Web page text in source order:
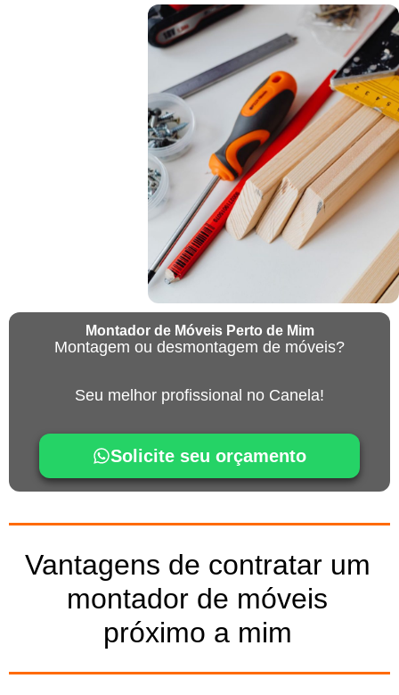
Montador de Móveis Perto de Mim
Montagem ou desmontagem de móveis?
Seu melhor profissional no Canela!
Solicite seu orçamento
Vantagens de contratar um
montador de móveis
próximo a mim